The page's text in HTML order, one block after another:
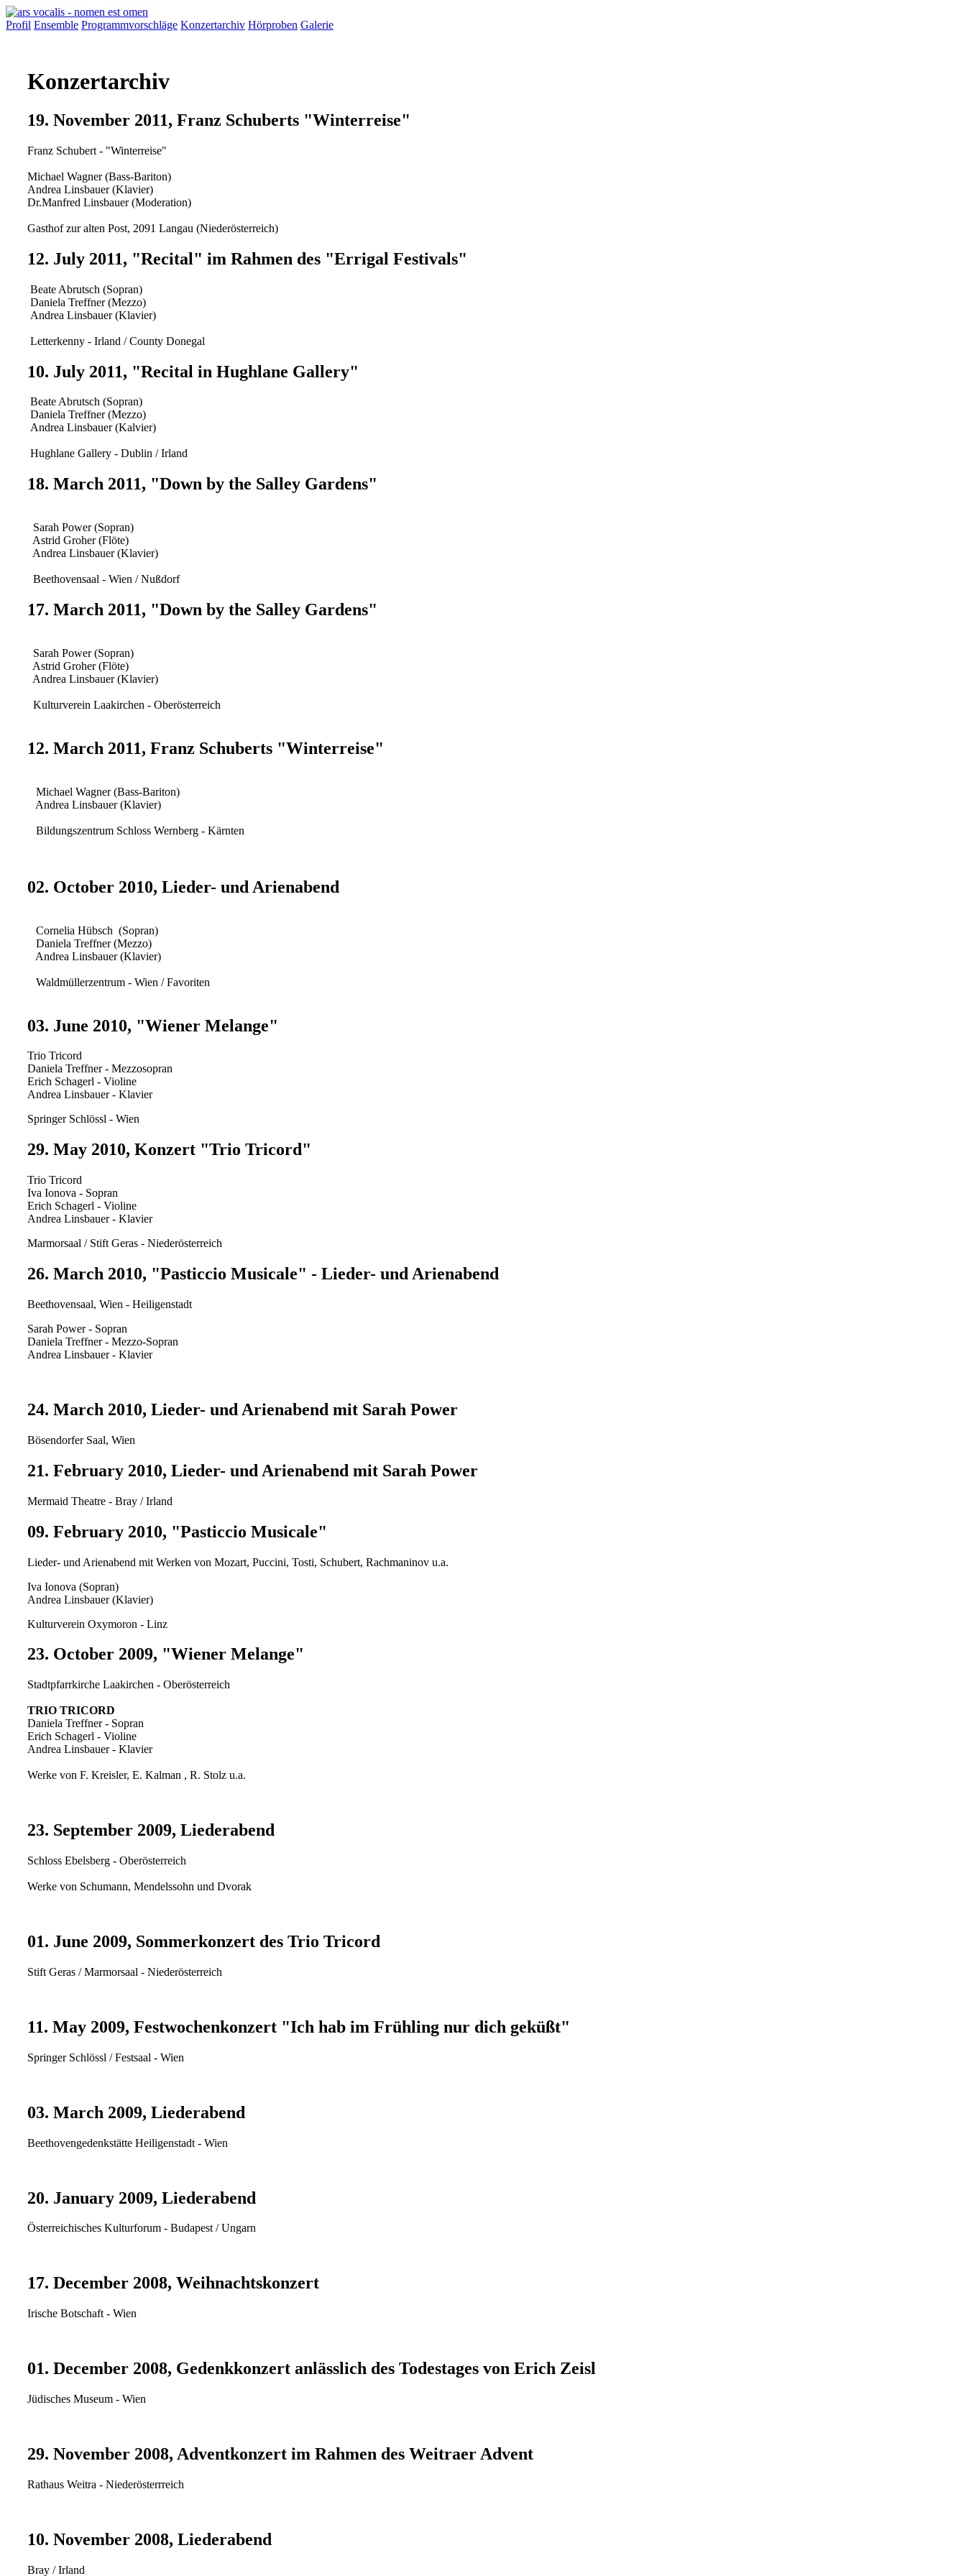
Profil Ensemble Programmvorschläge Konzertarchiv Hörproben Galerie
Konzertarchiv
19. November 2011, Franz Schuberts "Winterreise"
Franz Schubert - "Winterreise"
Michael Wagner (Bass-Bariton)
Andrea Linsbauer (Klavier)
Dr.Manfred Linsbauer (Moderation)
Gasthof zur alten Post, 2091 Langau (Niederösterreich)
12. July 2011, "Recital" im Rahmen des "Errigal Festivals"
Beate Abrutsch (Sopran)
Daniela Treffner (Mezzo)
Andrea Linsbauer (Klavier)
Letterkenny - Irland / County Donegal
10. July 2011, "Recital in Hughlane Gallery"
Beate Abrutsch (Sopran)
Daniela Treffner (Mezzo)
Andrea Linsbauer (Kalvier)
Hughlane Gallery - Dublin / Irland
18. March 2011, "Down by the Salley Gardens"
Sarah Power (Sopran)
Astrid Groher (Flöte)
Andrea Linsbauer (Klavier)
Beethovensaal - Wien / Nußdorf
17. March 2011, "Down by the Salley Gardens"
Sarah Power (Sopran)
Astrid Groher (Flöte)
Andrea Linsbauer (Klavier)
Kulturverein Laakirchen - Oberösterreich
12. March 2011, Franz Schuberts "Winterreise"
Michael Wagner (Bass-Bariton)
Andrea Linsbauer (Klavier)
Bildungszentrum Schloss Wernberg - Kärnten
02. October 2010, Lieder- und Arienabend
Cornelia Hübsch (Sopran)
Daniela Treffner (Mezzo)
Andrea Linsbauer (Klavier)
Waldmüllerzentrum - Wien / Favoriten
03. June 2010, "Wiener Melange"
Trio Tricord
Daniela Treffner - Mezzosopran
Erich Schagerl - Violine
Andrea Linsbauer - Klavier
Springer Schlössl - Wien
29. May 2010, Konzert "Trio Tricord"
Trio Tricord
Iva Ionova - Sopran
Erich Schagerl - Violine
Andrea Linsbauer - Klavier
Marmorsaal / Stift Geras - Niederösterreich
26. March 2010, "Pasticcio Musicale" - Lieder- und Arienabend
Beethovensaal, Wien - Heiligenstadt
Sarah Power - Sopran
Daniela Treffner - Mezzo-Sopran
Andrea Linsbauer - Klavier
24. March 2010, Lieder- und Arienabend mit Sarah Power
Bösendorfer Saal, Wien
21. February 2010, Lieder- und Arienabend mit Sarah Power
Mermaid Theatre - Bray / Irland
09. February 2010, "Pasticcio Musicale"
Lieder- und Arienabend mit Werken von Mozart, Puccini, Tosti, Schubert, Rachmaninov u.a.
Iva Ionova (Sopran)
Andrea Linsbauer (Klavier)
Kulturverein Oxymoron - Linz
23. October 2009, "Wiener Melange"
Stadtpfarrkirche Laakirchen - Oberösterreich
TRIO TRICORD
Daniela Treffner - Sopran
Erich Schagerl - Violine
Andrea Linsbauer - Klavier
Werke von F. Kreisler, E. Kalman , R. Stolz u.a.
23. September 2009, Liederabend
Schloss Ebelsberg - Oberösterreich
Werke von Schumann, Mendelssohn und Dvorak
01. June 2009, Sommerkonzert des Trio Tricord
Stift Geras / Marmorsaal - Niederösterreich
11. May 2009, Festwochenkonzert "Ich hab im Frühling nur dich geküßt"
Springer Schlössl / Festsaal - Wien
03. March 2009, Liederabend
Beethovengedenkstätte Heiligenstadt - Wien
20. January 2009, Liederabend
Österreichisches Kulturforum - Budapest / Ungarn
17. December 2008, Weihnachtskonzert
Irische Botschaft - Wien
01. December 2008, Gedenkkonzert anlässlich des Todestages von Erich Zeisl
Jüdisches Museum - Wien
29. November 2008, Adventkonzert im Rahmen des Weitraer Advent
Rathaus Weitra - Niederösterrreich
10. November 2008, Liederabend
Bray / Irland